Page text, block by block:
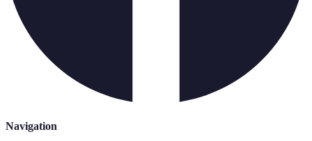
Navigation